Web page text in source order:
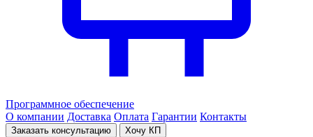
Программное обеспечение
О компании Доставка Оплата Гарантии Контакты
Заказать консультацию Хочу КП